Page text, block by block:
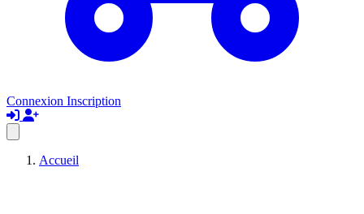
Connexion Inscription
Accueil